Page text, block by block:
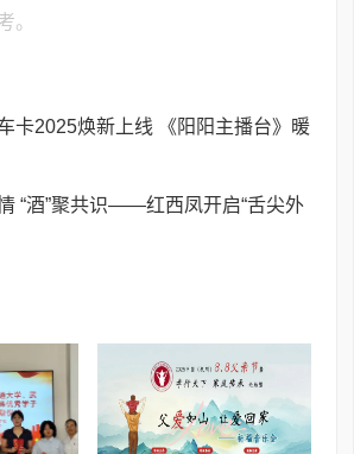
。
卡2025焕新上线 《阳阳主播台》暖
“酒”聚共识——红西凤开启“舌尖外